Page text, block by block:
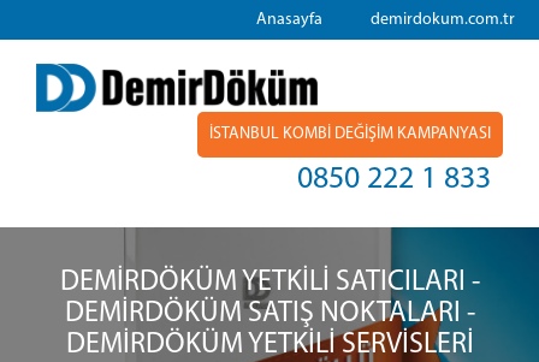
demirdokum.com.tr
Anasayfa
İSTANBUL KOMBİ DEĞİŞİM KAMPANYASI
0850 222 1 833
DEMİRDÖKÜM YETKİLİ SATICILARI -
DEMİRDÖKÜM SATIŞ NOKTALARI -
DEMİRDÖKÜM YETKİLİ SERVİSLERİ